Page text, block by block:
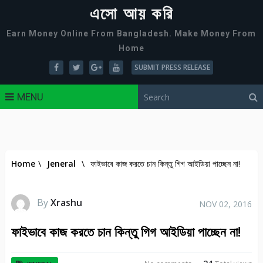
এসো আয় করি
Earn Money Online From Bangladesh. Make Money From
Home
SUBMIT PRESS RELEASE
MENU
Home \ Jeneral \ ফাইভাবে কাজ করতে চান কিন্তু গিগ আইডিয়া পাচ্ছেন না!
ByXrashu NOV 02, 2016
ফাইভাবে কাজ করতে চান কিন্তু গিগ আইডিয়া পাচ্ছেন না!